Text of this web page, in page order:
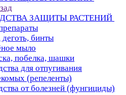
ЗАЩИТЫ РАСТЕНИЙ
бинты
мыло
побелка, шашки
для отпугивания
(репеленты)
от болезней (фунгициды)